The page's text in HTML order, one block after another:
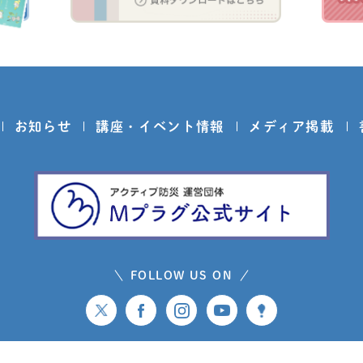
お知らせ 講座・イベント情報 メディア掲載
FOLLOW US ON